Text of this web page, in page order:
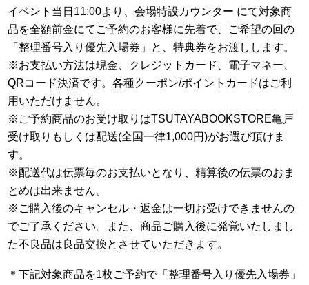
イベント当日11:00より、会場特設カウンター にて対象商
品を全額前金にてご予約のお客様に先着で、ご希望の回の
「整理番号入り優先入場券」と、特典券をお渡しします。
※お支払い方法は現金、クレジットカード、電子マネー、
QRコード決済です。各種クーポン/ポイントカードはご利
用いただけません。
※ご予約商品のお受け取りはTSUTAYABOOKSTORE亀戸
受け取りもしくは配送(全国一律1,000円)がお選び頂けま
す。
※配送代は伝票毎のお支払いとなり、精算後の伝票のおま
とめは出来ません。
※ご購⼊後のキャンセル・返⾦は⼀切お受けできませんの
でご了承ください。また、商品ご購⼊後に発覚いたしまし
た不良品は良品交換とさせていただきます。
＊下記対象商品を1枚ご予約で「整理番号入り優先入場券」